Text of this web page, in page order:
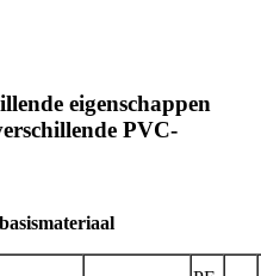
eigenschappen
PVC-